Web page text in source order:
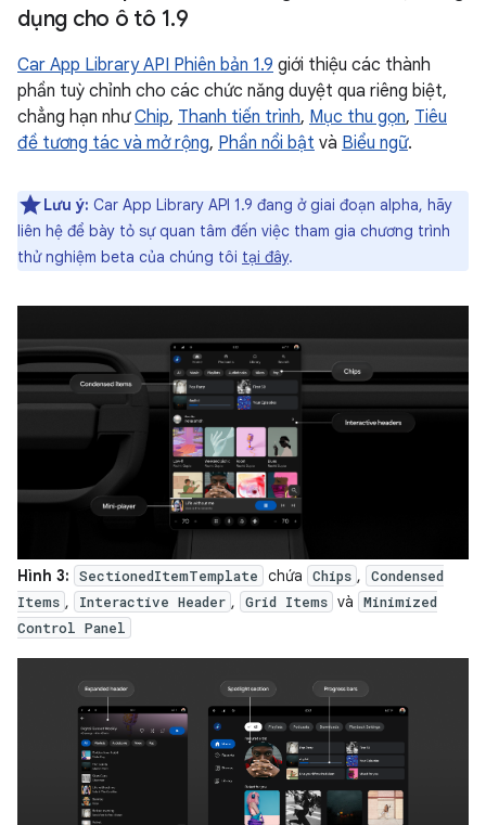
dụng cho ô tô 1.9
Car App Library API Phiên bản 1.9 giới thiệu các thành
phần tuỳ chỉnh cho các chức năng duyệt qua riêng biệt,
chẳng hạn nhưChip, Thanh tiến trình, Mục thu gọn, Tiêu
đề tương tác và mở rộng, Phần nổi bật và Biểu ngữ.
Lưu ý: Car App Library API 1.9 đang ở giai đoạn alpha, hãy
liên hệ để bày tỏ sự quan tâm đến việc tham gia chương trình
thử nghiệm beta của chúng tôi tại đây.
Hình 3: SectionedItemTemplate chứa Chips ,
Condensed
Items , Interactive Header , Grid Items và
Minimized
Control Panel